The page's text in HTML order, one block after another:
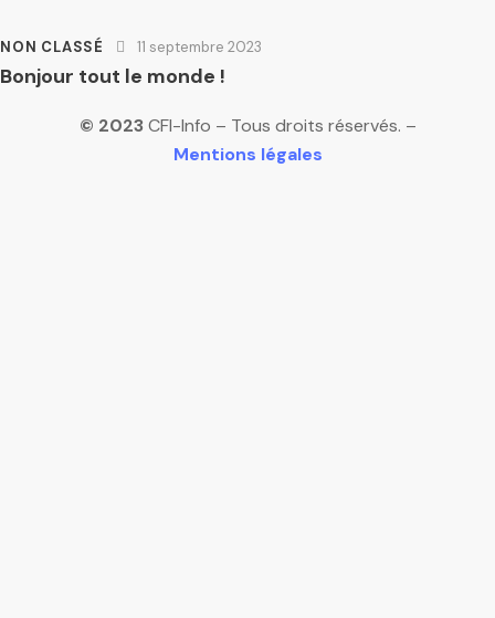
NON CLASSÉ 11 septembre 2023
Bonjour tout le monde !
© 2023 CFI-Info – Tous droits réservés. –
Mentions légales